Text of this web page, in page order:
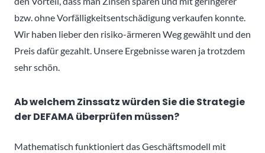
bzw. ohne Vorfälligkeitsentschädigung verkaufen konnte.
Wir haben lieber den risiko-ärmeren Weg gewählt und den
Preis dafür gezahlt. Unsere Ergebnisse waren ja trotzdem
sehr schön.
Ab welchem Zinssatz würden Sie die Strategie
der DEFAMA überprüfen müssen?
Mathematisch funktioniert das Geschäftsmodell mit